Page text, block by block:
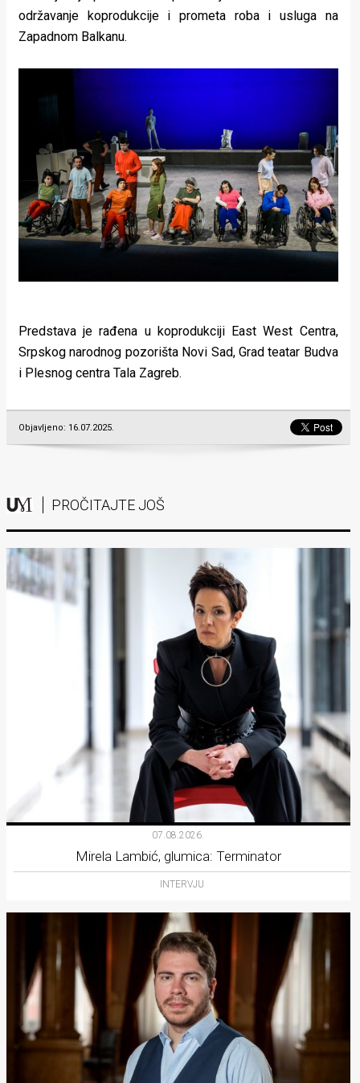
održavanje koprodukcije i prometa roba i usluga na
Zapadnom Balkanu.
Predstava je rađena u koprodukciji East West Centra,
Srpskog narodnog pozorišta Novi Sad, Grad teatar Budva
i Plesnog centra Tala Zagreb.
Objavljeno: 16.07.2025.
PROČITAJTE JOŠ
07.08.2026.
Mirela Lambić, glumica: Terminator
INTERVJU